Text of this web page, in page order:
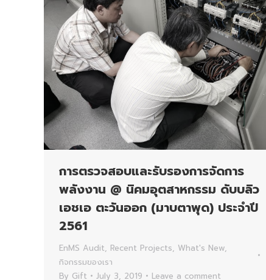
การตรวจสอบและรับรองการจัดการ
พลังงาน @ นิคมอุตสาหกรรม ดับบลิว
เอชเอ ตะวันออก (มาบตาพุด) ประจำปี
2561
EnMS Audit, Recent Projects, What's New,
กิจกรรมของเรา
By Gift July 3, 2019 Leave a comment